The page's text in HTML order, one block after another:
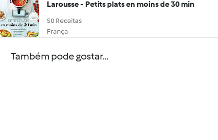
Larousse - Petits plats en moins de 30 min
50 Receitas
França
Também pode gostar...